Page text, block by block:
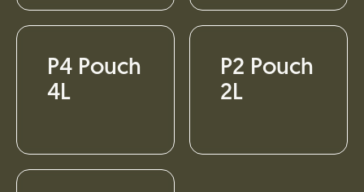
P4 Pouch
4L
P2 Pouch
2L